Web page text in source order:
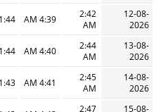
12-08-
2026
2:42
AM
4:39 AM
AM
13-08-
2026
2:44
AM
4:40 AM
AM
14-08-
2026
2:45
AM
4:41 AM
AM
15-08-
2:47